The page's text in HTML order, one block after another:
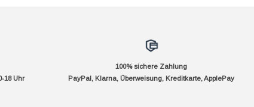
18 Uhr
100% sichere Zahlung
PayPal, Klarna, Überweisung, Kreditkarte, ApplePay